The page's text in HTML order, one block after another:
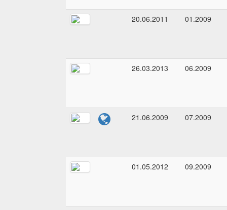
20.06.2011 01.2009
26.03.2013 06.2009
21.06.2009 07.2009
01.05.2012 09.2009